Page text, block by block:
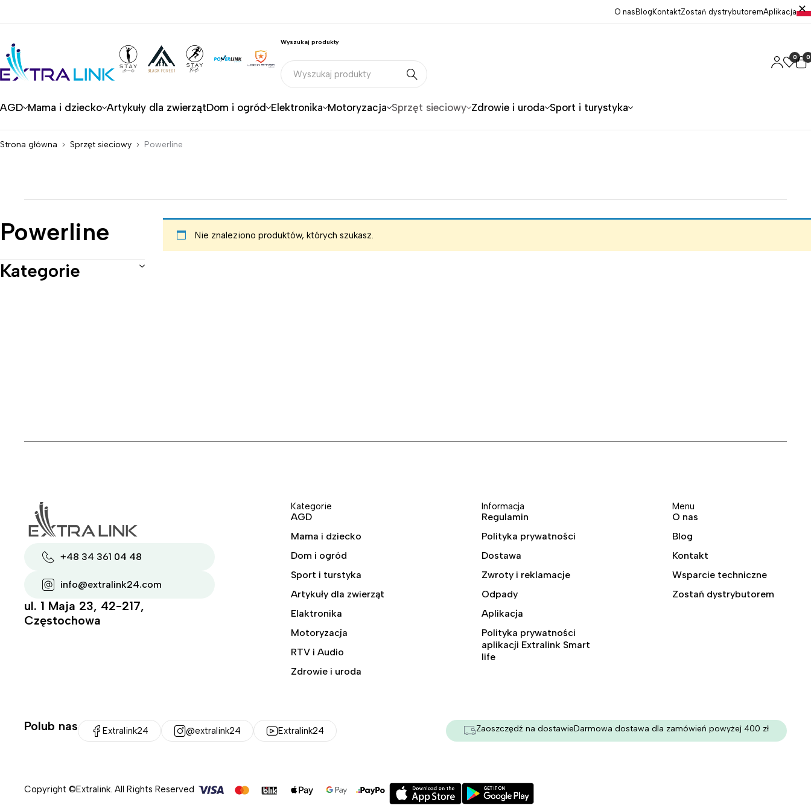
O nas Blog KontaktZostań dystrybutoremAplikacja
Wyszukaj produkty
0 0
AGD Mama i dziecko Artykuły dla zwierzątDom i ogród Elektronika Motoryzacja Sprzęt sieciowy Zdrowie i uroda Sport i turystyka
Strona główna Sprzęt sieciowy Powerline
Powerline
Kategorie
Nie znaleziono produktów, których szukasz.
+48 34 361 04 48
info@extralink24.com
ul. 1 Maja 23, 42-217,
Częstochowa
Kategorie
AGD
Mama i dziecko
Dom i ogród
Sport i turstyka
Artykuły dla zwierząt
Elaktronika
Motoryzacja
RTV i Audio
Zdrowie i uroda
Informacja
Regulamin
Polityka prywatności
Dostawa
Zwroty i reklamacje
Odpady
Aplikacja
Polityka prywatności
aplikacji Extralink Smart
life
Menu
O nas
Blog
Kontakt
Wsparcie techniczne
Zostań dystrybutorem
Polub nas Extralink24 @extralink24 Extralink24 Zaoszczędź na dostawieDarmowa dostawa dla zamówień powyżej 400 zł
Copyright ©Extralink. All Rights Reserved